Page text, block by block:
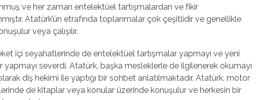
ve her zaman entelektüel tartışmalardan ve fikir
Atatürk’ün etrafında toplanmalar çok çeşitlidir ve genellikle
veya çalışılır.
içi seyahatlerinde de entelektüel tartışmalar yapmayı ve yeni
severdi. Atatürk, başka mesleklerle de ilgilenerek okumayı
diş hekimi ile yaptığı bir sohbet anlatılmaktadır. Atatürk, motor
de kitaplar veya konular üzerinde konuşulur ve herkesin bir